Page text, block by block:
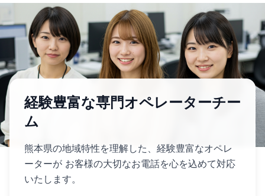
経験豊富な専門オペレーターチー
ム
熊本県の地域特性を理解した、経験豊富なオペレ
ーターが お客様の大切なお電話を心を込めて対応
いたします。